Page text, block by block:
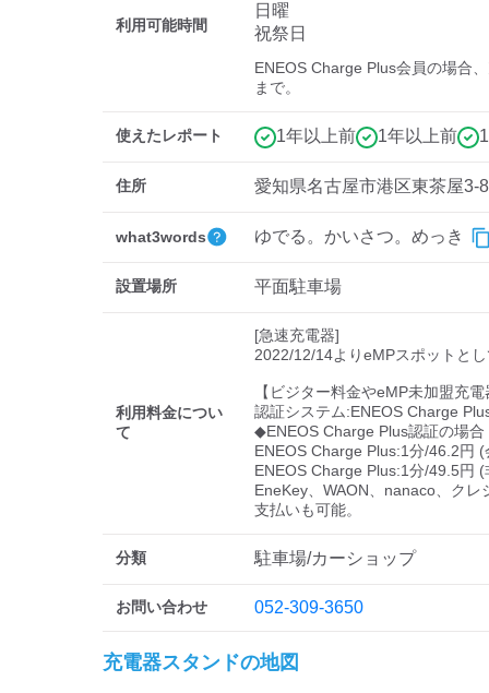
利用可能時間
日曜
祝祭日
ENEOS Charge Plus会員の場合
まで。
使えたレポート 1年以上前 1年以上前
住所 愛知県名古屋市港区東茶屋3-
what3words ゆでる。かいさつ。めっき
設置場所 平面駐車場
利用料金につい
て
[急速充電器]
2022/12/14よりeMPスポットと
【ビジター料金やeMP未加盟充
認証システム:ENEOS Charge
◆ENEOS Charge Plus認証の場合
ENEOS Charge Plus:1分/46.2円 (
ENEOS Charge Plus:1分/49.5円 (
EneKey、WAON、nanaco、クレ
支払いも可能。
分類 駐車場/カーショップ
お問い合わせ 052-309-3650
充電器スタンドの地図